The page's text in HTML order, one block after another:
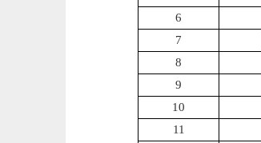
6
7
8
9
10
11